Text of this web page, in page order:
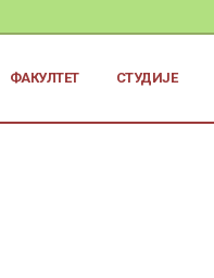
ФАКУЛТЕТ СТУДИЈЕ